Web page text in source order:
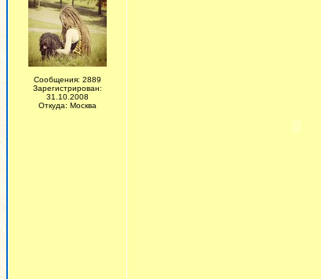
Сообщения: 2889
Зарегистрирован:
31.10.2008
Откуда: Москва